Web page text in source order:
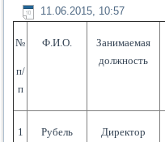
11.06.2015, 10:57
№
п/
п
Ф.И.О.
Занимаемая
должность
1
Рубель
Директор